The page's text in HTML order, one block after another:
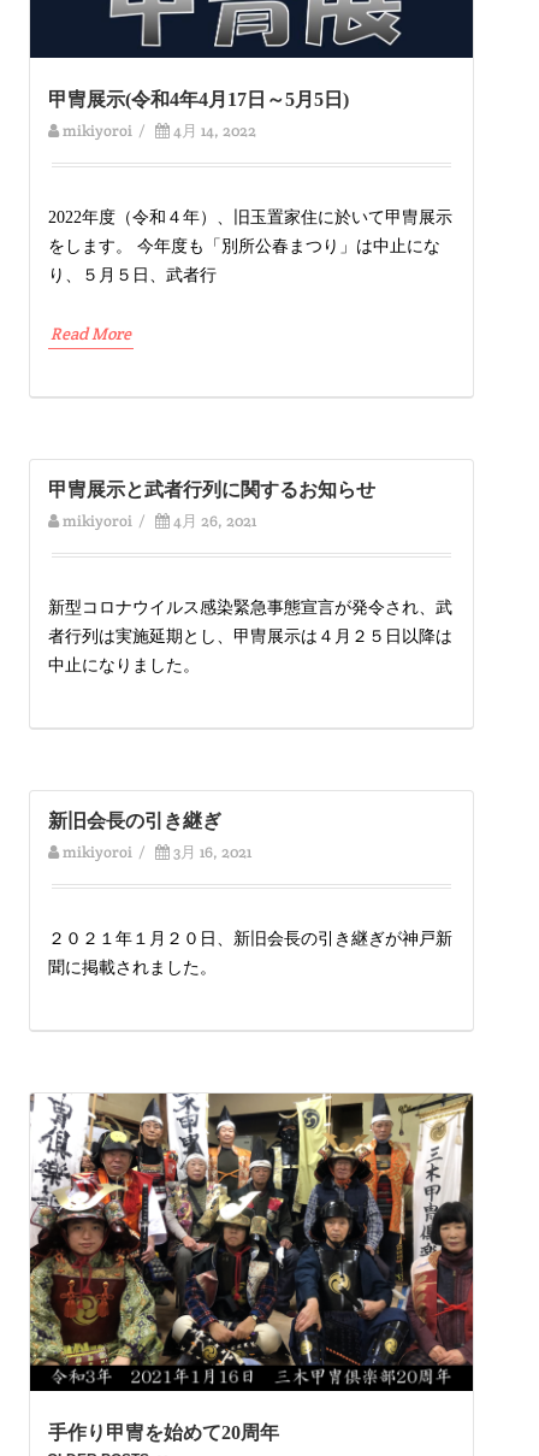
甲冑展示(令和4年4月17日～5月5日)
mikiyoroi / 4月 14, 2022
2022年度（令和４年）、旧玉置家住に於いて甲冑展示
をします。 今年度も「別所公春まつり」は中止にな
り、５月５日、武者行
Read More
甲冑展示と武者行列に関するお知らせ
mikiyoroi / 4月 26, 2021
新型コロナウイルス感染緊急事態宣言が発令され、武
者行列は実施延期とし、甲冑展示は４月２５日以降は
中止になりました。
新旧会長の引き継ぎ
mikiyoroi / 3月 16, 2021
２０２１年１月２０日、新旧会長の引き継ぎが神戸新
聞に掲載されました。
手作り甲冑を始めて20周年